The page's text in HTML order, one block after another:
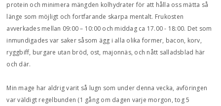
protein och minimera mängden kolhydrater för att hålla oss mätta så
länge som möjligt och fortfarande skarpa mentalt. Frukosten
avverkades mellan 09:00 – 10:00 och middag ca 17.00 - 18:00. Det som
inmundigades var saker såsom ägg i alla olika former, bacon, korv,
ryggbiff, burgare utan bröd, ost, majonnäs, och nått salladsblad här
och där.
Min mage har aldrig varit så lugn som under denna vecka, avföringen
var väldigt regelbunden (1 gång om dagen varje morgon, tog 5